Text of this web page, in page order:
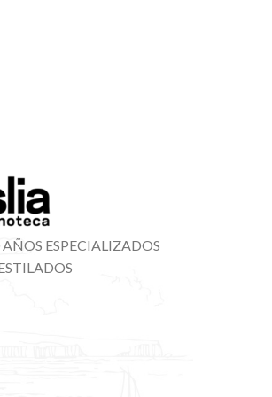
ESPECIALIZADOS